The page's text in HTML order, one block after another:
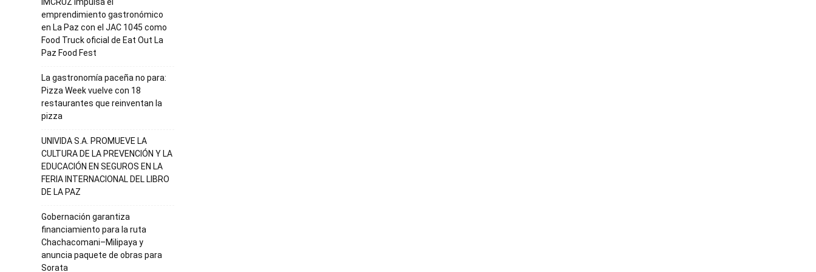
emprendimiento gastronómico
en La Paz con el JAC 1045 como
Food Truck oficial de Eat Out La
Paz Food Fest
La gastronomía paceña no para:
Pizza Week vuelve con 18
restaurantes que reinventan la
pizza
UNIVIDA S.A. PROMUEVE LA
CULTURA DE LA PREVENCIÓN Y LA
EDUCACIÓN EN SEGUROS EN LA
FERIA INTERNACIONAL DEL LIBRO
DE LA PAZ
Gobernación garantiza
financiamiento para la ruta
Chachacomani–Milipaya y
anuncia paquete de obras para
Sorata